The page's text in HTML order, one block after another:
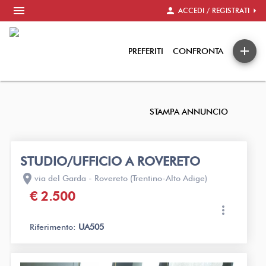
menu person ACCEDI / REGISTRATI arrow_right
PREFERITI CONFRONTA add
STAMPA ANNUNCIO
STUDIO/UFFICIO A ROVERETO
location_on via del Garda - Rovereto (Trentino-Alto Adige)
€ 2.500
Riferimento: UA505
more_vert